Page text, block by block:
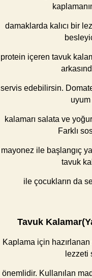
damaklarda kalıcı bir
protein içeren tavuk
servis edebilirsin.
kalamarı salata ve
Farklı
mayonez ile başlangıç
tavuk
ile çocukların da
Tavuk
Kaplama için hazırlanan
lezzeti
önemlidir. Kullanılan